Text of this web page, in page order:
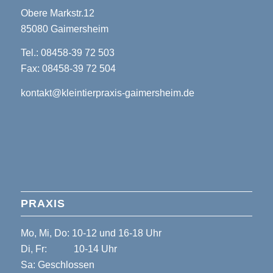
Obere Markstr.12
85080 Gaimersheim
Tel.: 08458-39 72 503
Fax: 08458-39 72 504
kontakt@kleintierpraxis-gaimersheim.de
PRAXIS
Mo, Mi, Do: 10-12 und 16-18 Uhr
Di, Fr: 10-14 Uhr
Sa: Geschlossen